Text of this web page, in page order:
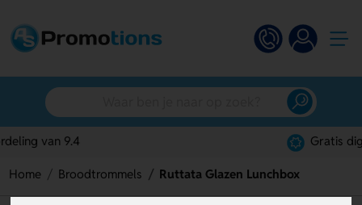
Home Broodtrommels Ruttata Glazen Lunchbox